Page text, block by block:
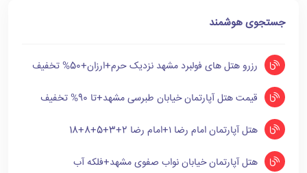
جستجوی هوشمند
رزرو هتل های فولبرد مشهد نزدیک حرم+ارزان+50% تخفیف
قیمت هتل آپارتمان خیابان طبرسی مشهد+تا 90% تخفیف
هتل آپارتمان امام رضا ۱+امام رضا 2+3+5+8+18
هتل آپارتمان خیابان نواب صفوی مشهد+فلکه آب